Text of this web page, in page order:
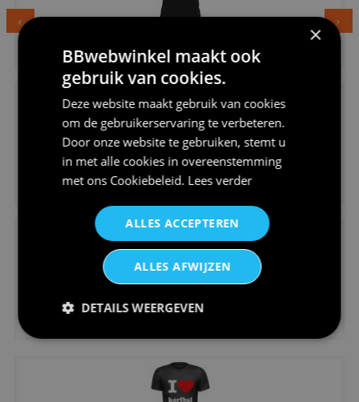
Dames v hals t-shirt prinses v...
€24,95
×
BBwebwinkel maakt ook
gebruik van cookies.
Deze website maakt gebruik van cookies
om de gebruikerservaring te verbeteren.
Door onze website te gebruiken, stemt u
in met alle cookies in overeenstemming
met ons Cookiebeleid. Lees verder
ALLES ACCEPTEREN
ALLES AFWIJZEN
DETAILS WEERGEVEN